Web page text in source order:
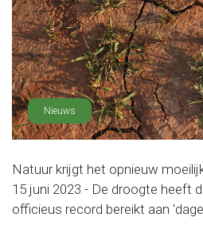
Nieuws
Natuur krijgt het opnieuw
15 juni 2023 - De droogte heeft
officieus record bereikt aan